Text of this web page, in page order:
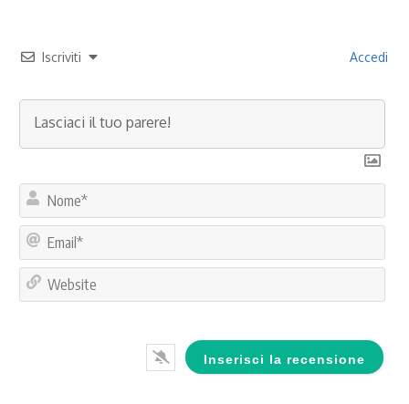
Iscriviti Accedi